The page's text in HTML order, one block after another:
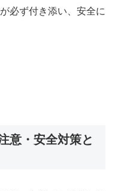
必ず付き添い、安全に
意・安全対策と